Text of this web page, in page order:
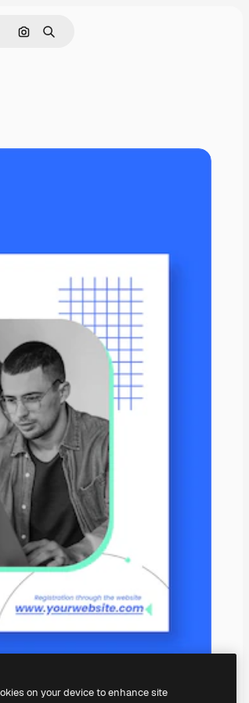
Cerca per immagine
Ricerca
on your device to enhance site